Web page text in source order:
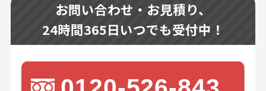
お問い合わせ・お見積り、
24時間365日いつでも受付中！